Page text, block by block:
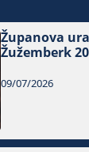
Županova ura
Žužemberk
09/07/2026